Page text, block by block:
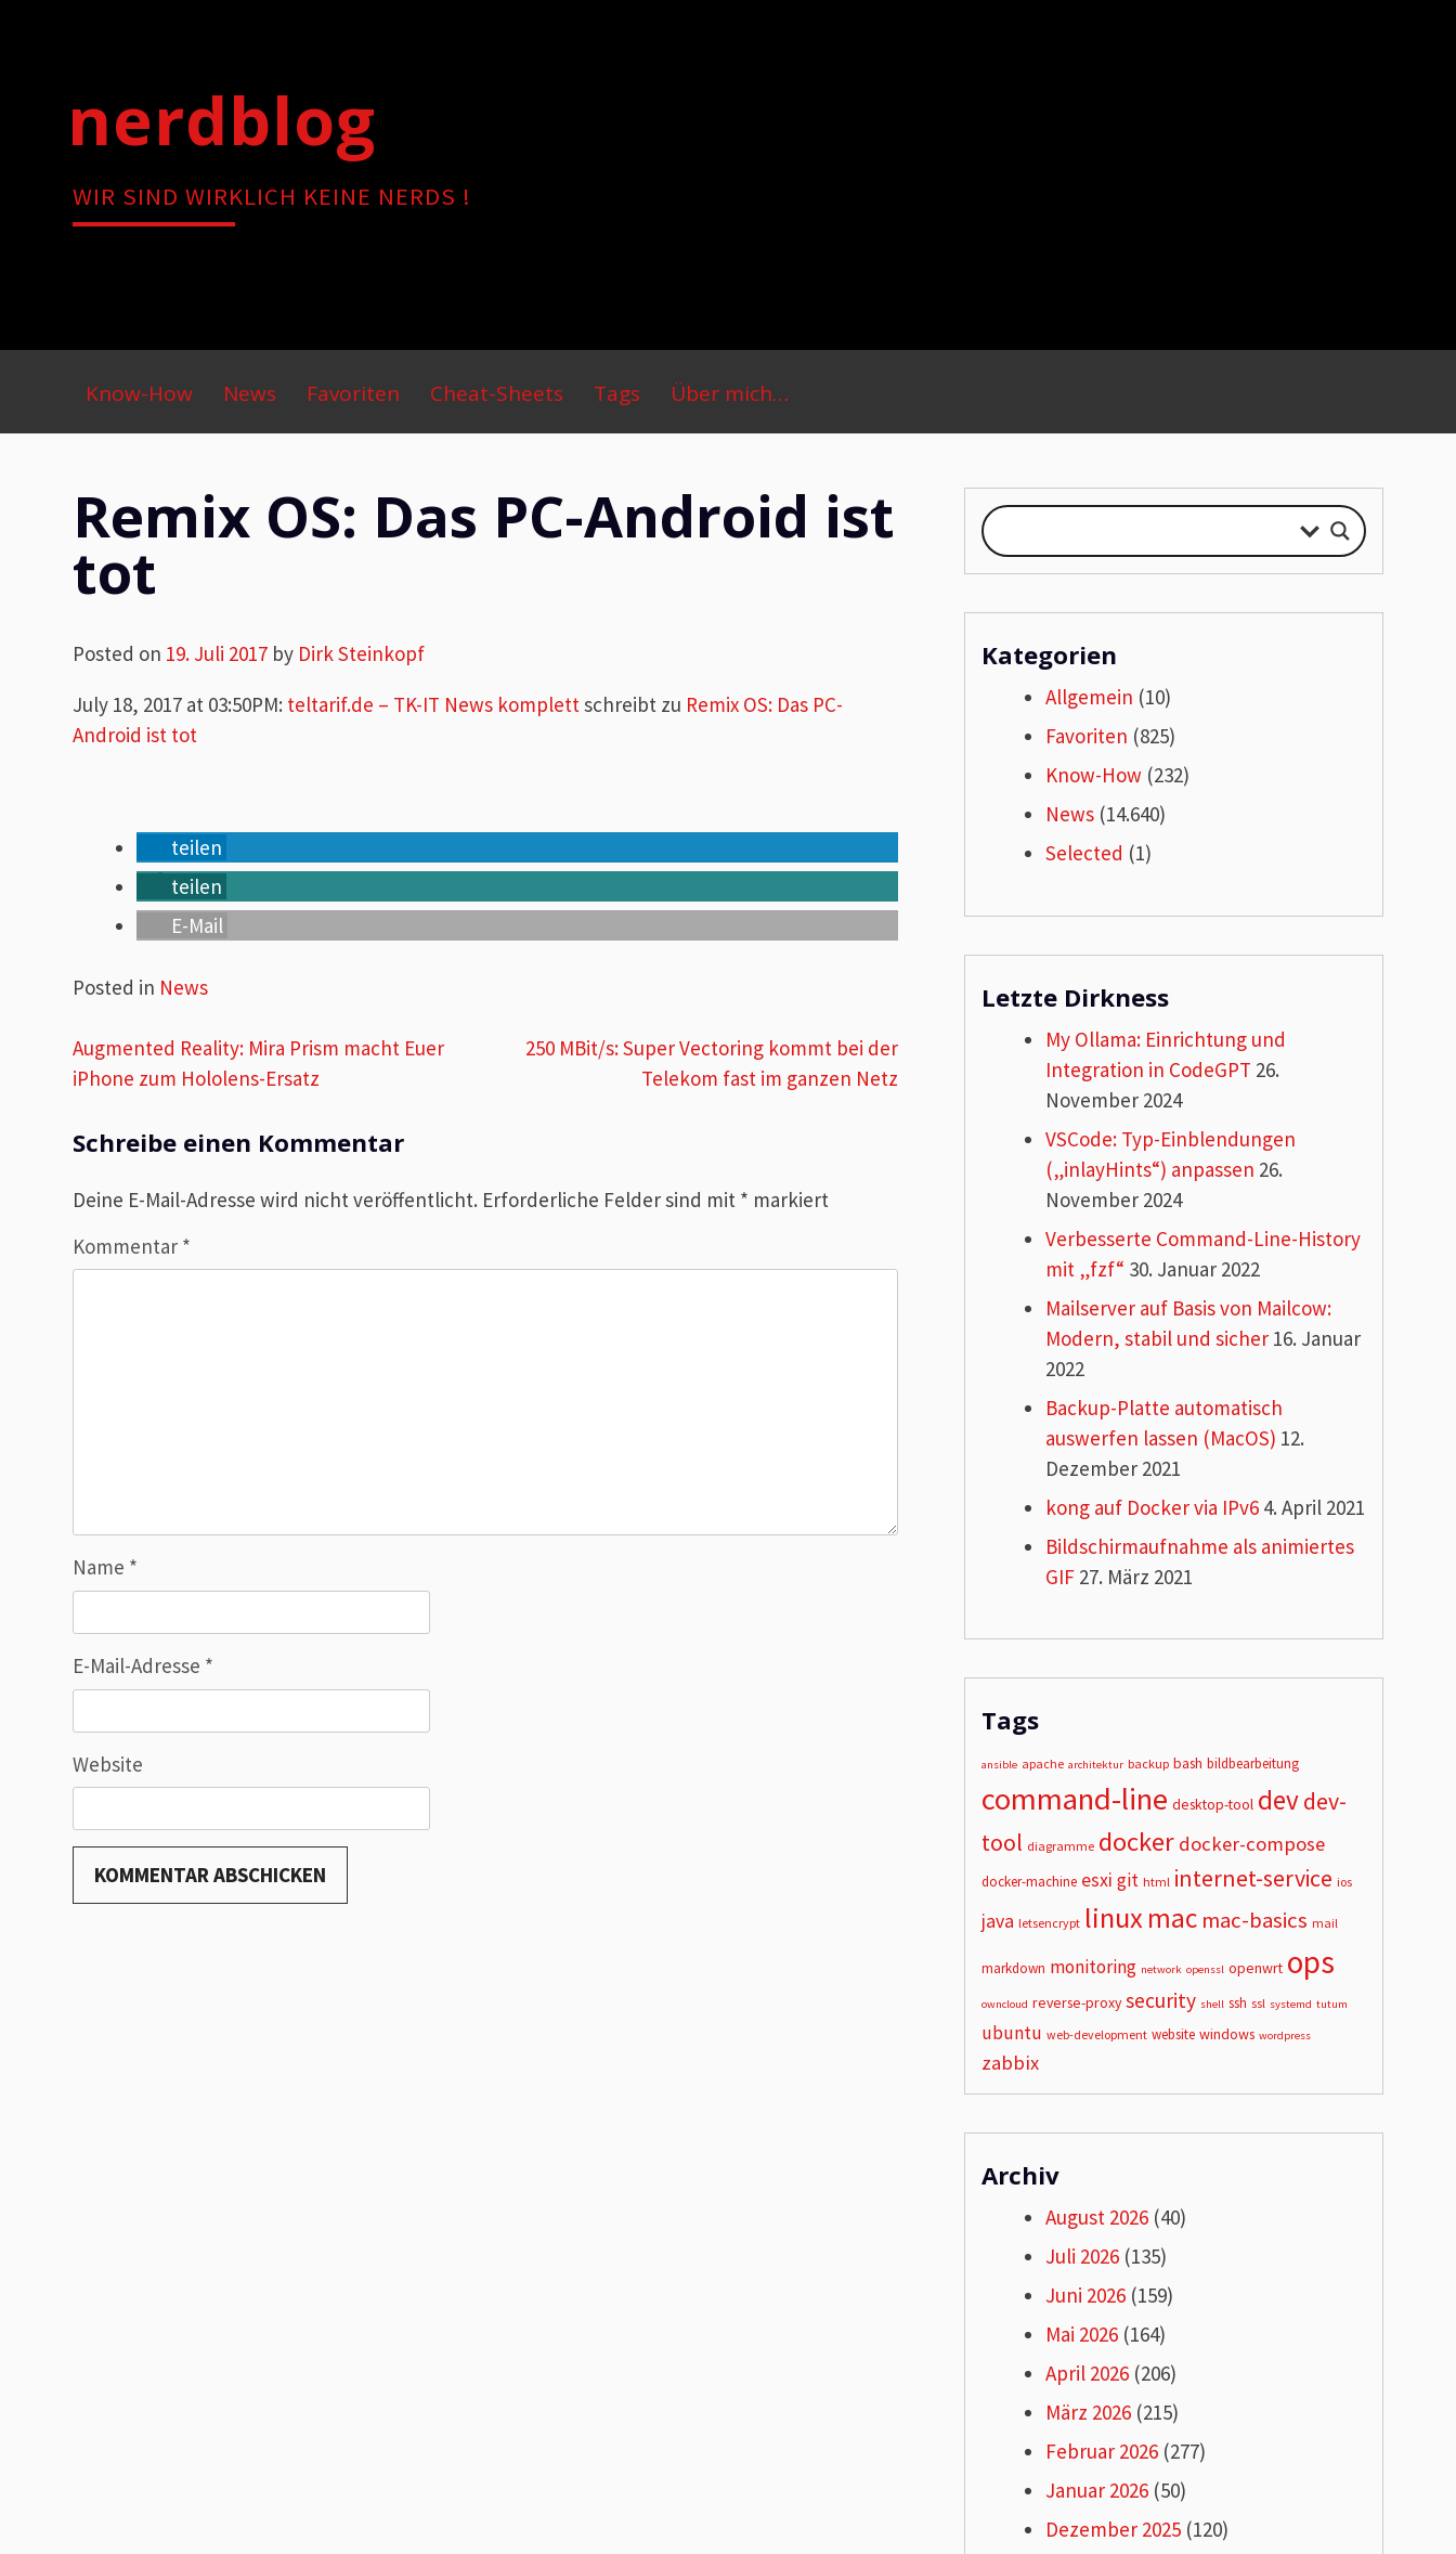
nerdblog
WIR SIND WIRKLICH KEINE NERDS !
Primary
Menu
Know-How News Favoriten Cheat-Sheets Tags Über mich…
Remix OS: Das PC-Android ist
tot
Posted on 19. Juli 2017 by Dirk Steinkopf
July 18, 2017 at 03:50PM: teltarif.de – TK-IT News komplettschreibt zu Remix OS: Das PC-
Android ist tot
teilen
teilen
E-Mail
Posted in News
Beitragsnavigation
Augmented Reality: Mira Prism macht Euer
iPhone zum Hololens-Ersatz
250 MBit/s: Super Vectoring kommt bei der
Telekom fast im ganzen Netz
Schreibe einen Kommentar
Deine E-Mail-Adresse wird nicht veröffentlicht. Erforderliche Felder sind mit * markiert
Kommentar *
Name *
E-Mail-Adresse *
Website
Kategorien
Allgemein (10)
Favoriten (825)
Know-How (232)
News(14.640)
Selected (1)
Letzte Dirkness
My Ollama: Einrichtung und
Integration in CodeGPT 26.
November 2024
VSCode: Typ-Einblendungen
(„inlayHints“) anpassen 26.
November 2024
Verbesserte Command-Line-History
mit „fzf“ 30. Januar 2022
Mailserver auf Basis von Mailcow:
Modern, stabil und sicher16. Januar
2022
Backup-Platte automatisch
auswerfen lassen (MacOS) 12.
Dezember 2021
kong auf Docker via IPv64. April 2021
Bildschirmaufnahme als animiertes
GIF27. März 2021
Tags
ansible apache architektur backup bash bildbearbeitung
command-line desktop-tool devdev-
tool diagramme docker docker-compose
docker-machine esxi git html internet-service ios
java letsencrypt linuxmac mac-basics mail
markdown monitoring network openssl openwrt ops
owncloud reverse-proxy security shell ssh ssl systemd tutum
ubuntu web-development website windows wordpress
zabbix
Archiv
August 2026(40)
Juli 2026(135)
Juni 2026(159)
Mai 2026(164)
April 2026(206)
März 2026(215)
Februar 2026(277)
Januar 2026(50)
Dezember 2025(120)